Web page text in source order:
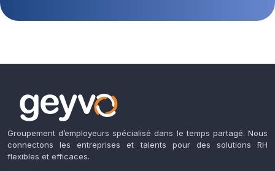
Groupement d’employeurs spécialisé dans le temps partagé. Nous
connectons les entreprises et talents pour des solutions RH
flexibles et efficaces.